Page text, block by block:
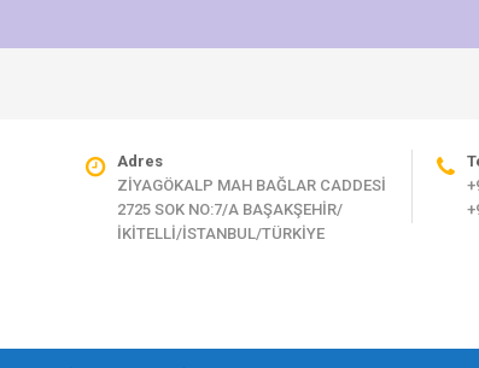
Adres
ZİYAGÖKALP MAH BAĞLAR CADDESİ
2725 SOK NO:7/A BAŞAKŞEHİR/
İKİTELLİ/İSTANBUL/TÜRKİYE